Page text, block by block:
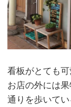
看板がとても可
お店の外には
通りを歩いて